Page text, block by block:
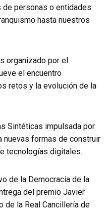
personas o entidades
hasta nuestros
organizado por el
el encuentro
retos y la evolución de la
Sintéticas impulsada por
nuevas formas de construir
tecnologías digitales.
de la Democracia de la
del premio Javier
de la Real Cancillería de